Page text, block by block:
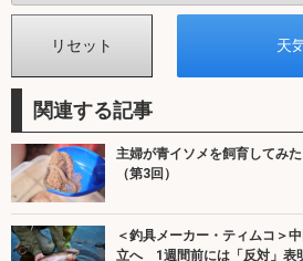
関連する記事
主婦が青イソメを飼育してみ
（第3回）
＜釣具メーカー・ティムコ＞
立へ 1週間前には「反対」表